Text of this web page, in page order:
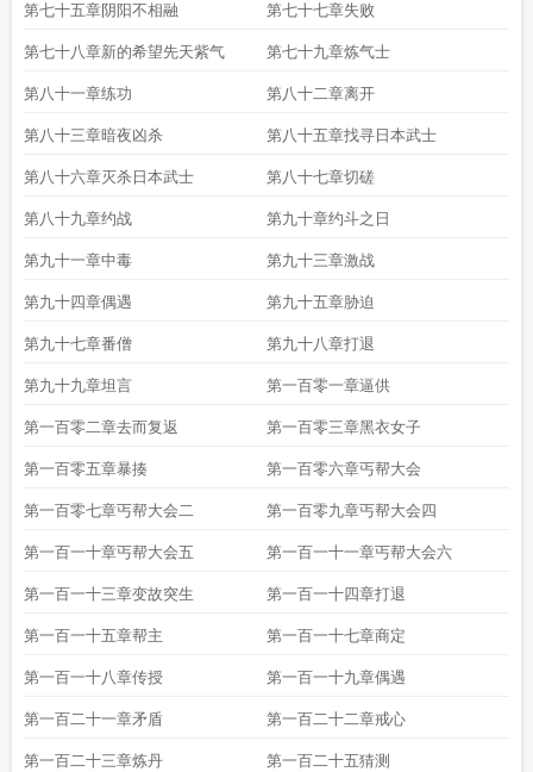
第七十五章阴阳不相融 第七十七章失败
第七十八章新的希望先天紫气 第七十九章炼气士
第八十一章练功 第八十二章离开
第八十三章暗夜凶杀 第八十五章找寻日本武士
第八十六章灭杀日本武士 第八十七章切磋
第八十九章约战 第九十章约斗之日
第九十一章中毒 第九十三章激战
第九十四章偶遇 第九十五章胁迫
第九十七章番僧 第九十八章打退
第九十九章坦言 第一百零一章逼供
第一百零二章去而复返 第一百零三章黑衣女子
第一百零五章暴揍 第一百零六章丐帮大会
第一百零七章丐帮大会二 第一百零九章丐帮大会四
第一百一十章丐帮大会五 第一百一十一章丐帮大会六
第一百一十三章变故突生 第一百一十四章打退
第一百一十五章帮主 第一百一十七章商定
第一百一十八章传授 第一百一十九章偶遇
第一百二十一章矛盾 第一百二十二章戒心
第一百二十三章炼丹 第一百二十五猜测